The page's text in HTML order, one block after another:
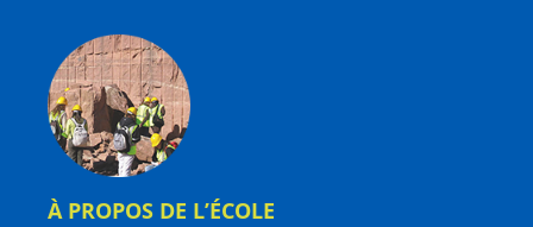
À PROPOS DE L’ÉCOLE